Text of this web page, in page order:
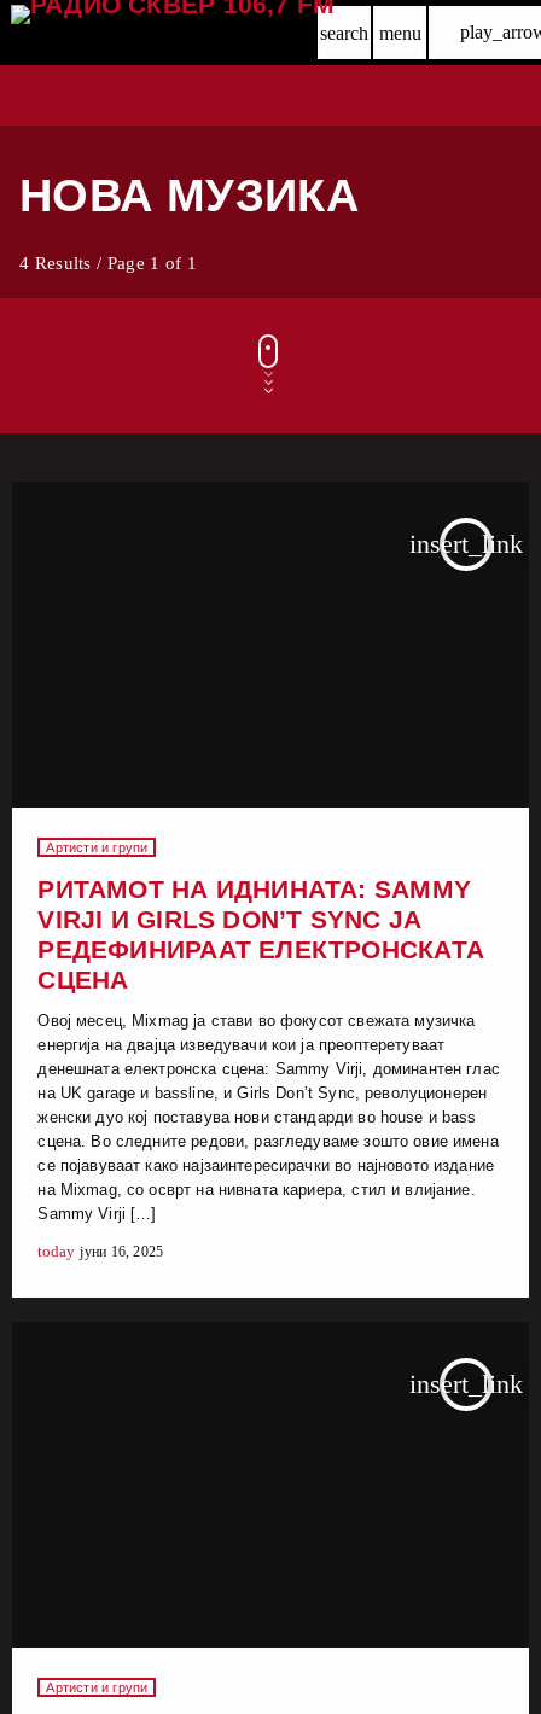
search menu
НОВА МУЗИКА
4 Results / Page 1 of 1
insert_link
Артисти и групи
РИТАМОТ НА ИДНИНАТА: SAMMY
VIRJI И GIRLS DON’T SYNC ЈА
РЕДЕФИНИРААТ ЕЛЕКТРОНСКАТА
СЦЕНА
Овој месец, Mixmag ја стави во фокусот свежата музичка
енергија на двајца изведувачи кои ја преоптеретуваат
денешната електронска сцена: Sammy Virji, доминантен глас
на UK garage и bassline, и Girls Don’t Sync, револуционерен
женски дуо кој поставува нови стандарди во house и bass
сцена. Во следните редови, разгледуваме зошто овие имена
се појавуваат како најзаинтересирачки во најновото издание
на Mixmag, со осврт на нивната кариера, стил и влијание.
Sammy Virji […]
today јуни 16, 2025
insert_link
Артисти и групи